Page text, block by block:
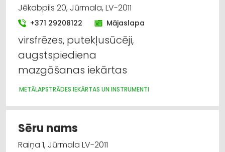
Jēkabpils 20, Jūrmala, LV-2011
+371 29208122 Mājaslapa
virsfrēzes, putekļusūcēji,
augstspiediena
mazgāšanas iekārtas
METĀLAPSTRĀDES IEKĀRTAS UN INSTRUMENTI
Sēru nams
Raiņa 1, Jūrmala LV-2011